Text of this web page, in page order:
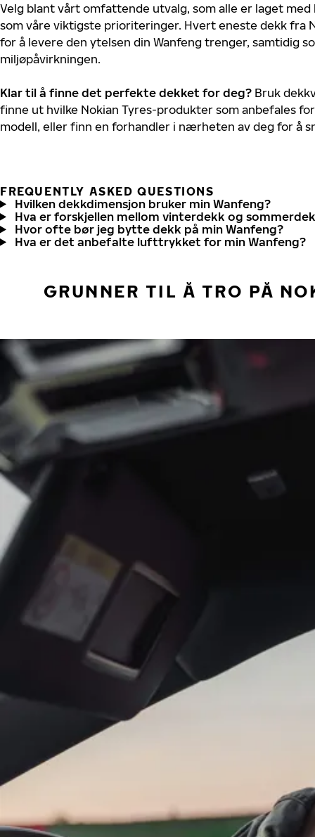
Velg blant vårt omfattende utvalg, som alle er laget
som våre viktigste prioriteringer. Hvert eneste dekk fra
for å levere den ytelsen din Wanfeng trenger, samtidig
miljøpåvirkningen.
Klar til å finne det perfekte dekket for deg? Bruk
finne ut hvilke Nokian Tyres-produkter som anbefales
modell, eller finn en forhandler i nærheten av deg for å
FREQUENTLY ASKED QUESTIONS
Hvilken dekkdimensjon bruker min Wanfeng?
Hva er forskjellen mellom vinterdekk og
Hvor ofte bør jeg bytte dekk på min Wanfeng?
Hva er det anbefalte lufttrykket for min Wanfeng?
GRUNNER TIL Å TRO PÅ